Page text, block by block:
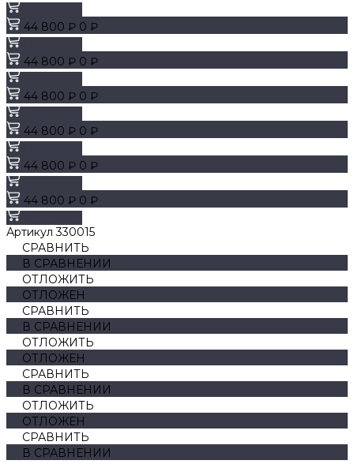
44 800 ₽ 0 ₽
44 800 ₽ 0 ₽
44 800 ₽ 0 ₽
44 800 ₽ 0 ₽
44 800 ₽ 0 ₽
44 800 ₽ 0 ₽
Артикул330015
СРАВНИТЬ
В СРАВНЕНИИ
ОТЛОЖИТЬ
ОТЛОЖЕН
СРАВНИТЬ
В СРАВНЕНИИ
ОТЛОЖИТЬ
ОТЛОЖЕН
СРАВНИТЬ
В СРАВНЕНИИ
ОТЛОЖИТЬ
ОТЛОЖЕН
СРАВНИТЬ
В СРАВНЕНИИ